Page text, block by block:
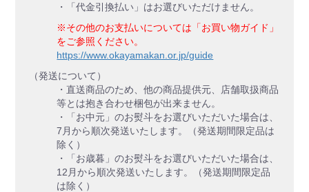
・「代金引換払い」はお選びいただけません。
※その他のお支払いについては「お買い物ガイド」
をご参照ください。
https://www.okayamakan.or.jp/guide
（発送について）
・直送商品のため、他の商品提供元、店舗取扱商品
等とは抱き合わせ梱包が出来ません。
・「お中元」のお熨斗をお選びいただいた場合は、
7月から順次発送いたします。（発送期間限定品は
除く）
・「お歳暮」のお熨斗をお選びいただいた場合は、
12月から順次発送いたします。（発送期間限定品
は除く）